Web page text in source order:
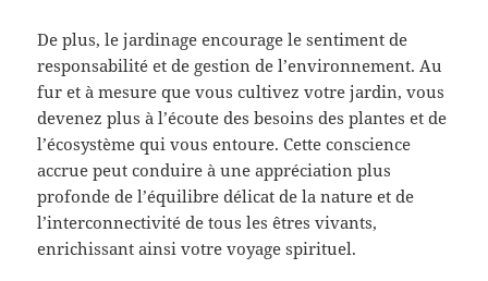
De plus, le jardinage encourage le sentiment de
responsabilité et de gestion de l’environnement. Au
fur et à mesure que vous cultivez votre jardin, vous
devenez plus à l’écoute des besoins des plantes et de
l’écosystème qui vous entoure. Cette conscience
accrue peut conduire à une appréciation plus
profonde de l’équilibre délicat de la nature et de
l’interconnectivité de tous les êtres vivants,
enrichissant ainsi votre voyage spirituel.